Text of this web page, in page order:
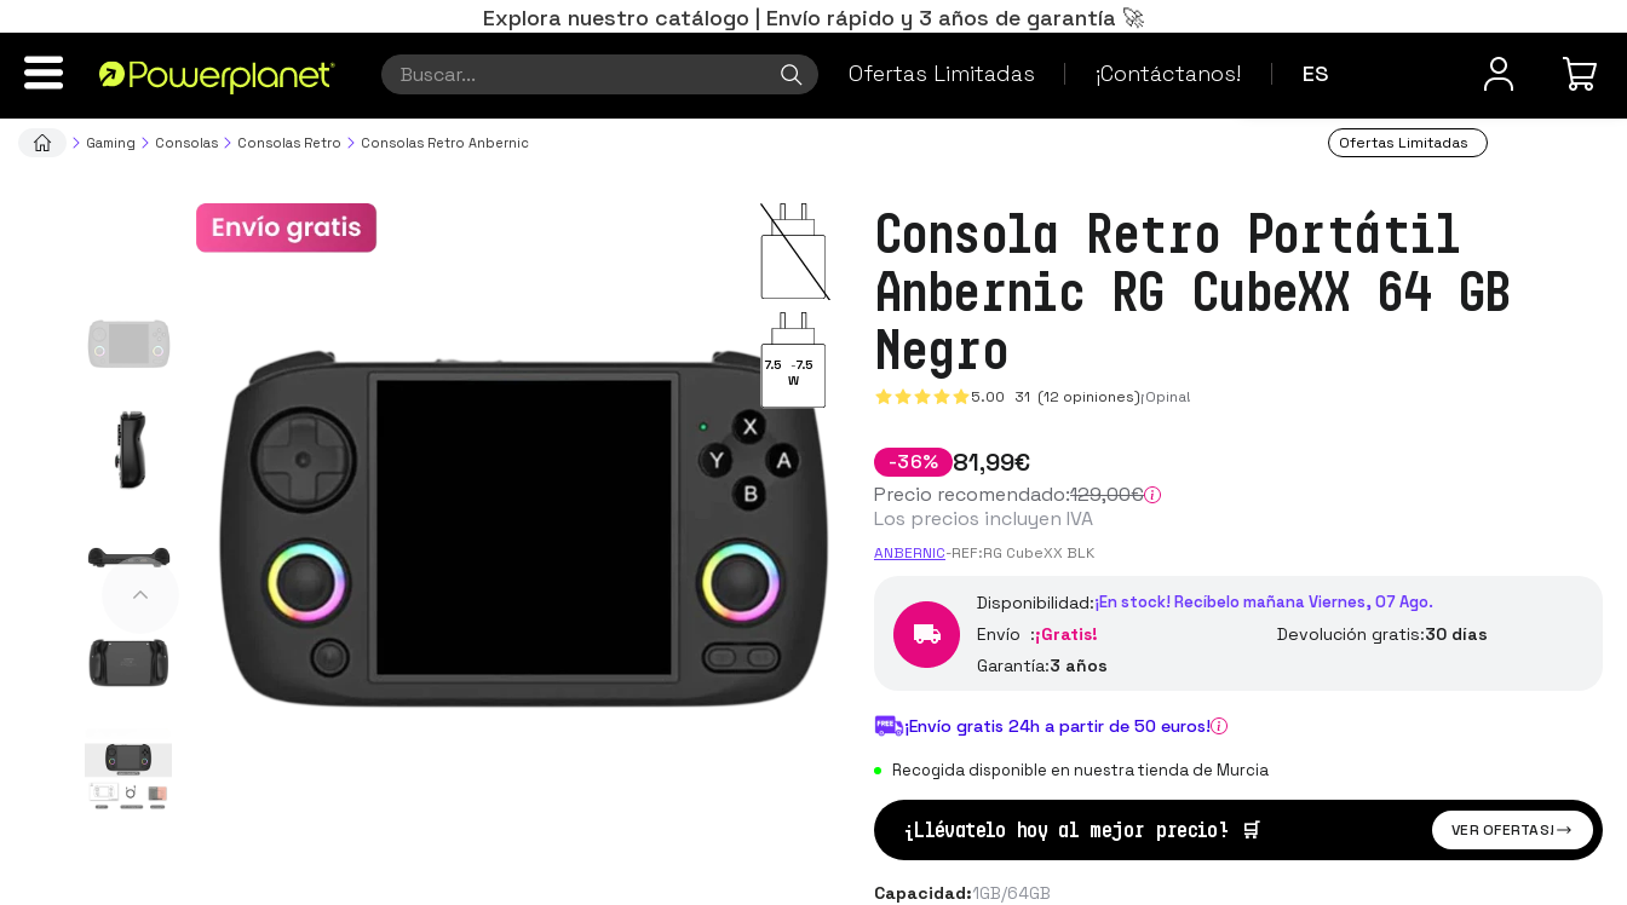
Explora nuestro catálogo | Envío rápido y 3 años de garantía 🚀
ES
Ofertas Limitadas ¡Contáctanos!
¿Dudas? Contacta
Gaming Consolas Consolas Retro Consolas Retro Anbernic Ofertas Limitadas
7.5 -7.5
W
Consola Retro Portátil
Anbernic RG CubeXX 64 GB
Negro
5.00 31 (12 opiniones)¡Opina!
-36% 81,99€
Precio recomendado:129,00€
Los precios incluyen IVA
ANBERNIC-REF:RG CubeXX BLK
Disponibilidad:¡En stock! Recíbelo mañana Viernes, 07 Ago.
Envío :¡Gratis! Devolución gratis:30 días
Garantía:3 años
¡Envío gratis 24h a partir de 50 euros!
Recogida disponible en nuestra tienda de Murcia
¡Llévatelo hoy al mejor precio! 🛒 VER OFERTAS!
Capacidad:1GB/64GB